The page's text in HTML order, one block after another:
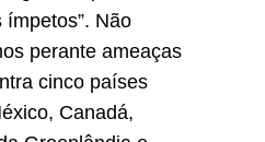
ímpetos”. Não
perante ameaças
cinco países
Canadá,